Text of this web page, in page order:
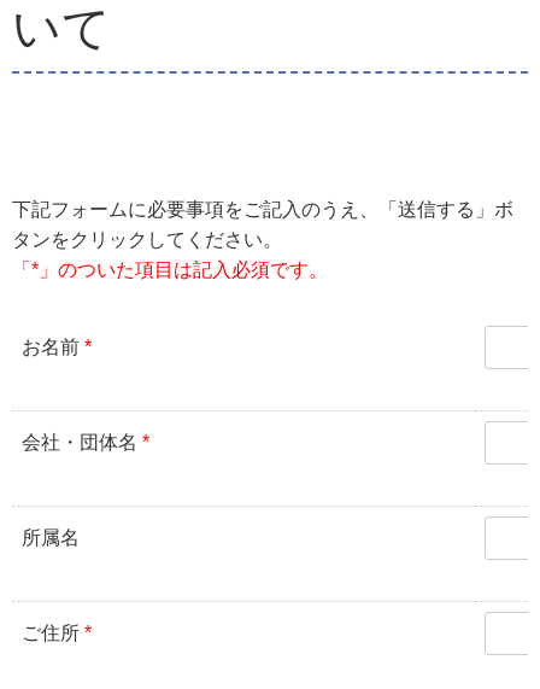
いて
下記フォームに必要事項をご記入のうえ、「送信する」ボ
タンをクリックしてください。
「*」のついた項目は記入必須です。
お名前 *
会社・団体名 *
所属名
ご住所 *